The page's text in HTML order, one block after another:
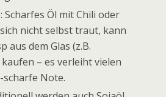
Scharfes Öl mit Chili oder
nicht selbst traut, kann
aus dem Glas (z.B.
kaufen – es verleiht vielen
Note.